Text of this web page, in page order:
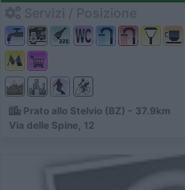
Prato allo Stelvio (BZ) - 37.9km
Via delle Spine, 12